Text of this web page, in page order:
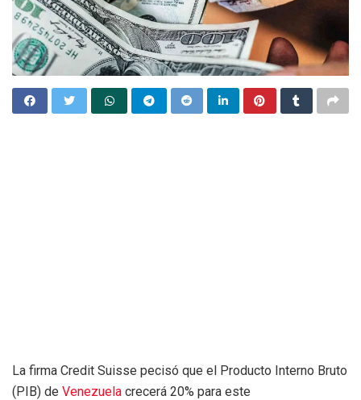
La firma Credit Suisse pecisó que el Producto Interno Bruto
(PIB) de Venezuela crecerá 20% para este